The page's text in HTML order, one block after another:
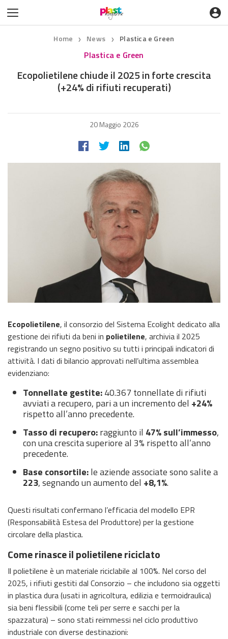
Home ❯ News ❯ Plastica e Green
Plastica e Green
Ecopolietilene chiude il 2025 in forte crescita
(+24% di rifiuti recuperati)
20 Maggio 2026
Ecopolietilene, il consorzio del Sistema Ecolight dedicato alla
gestione dei rifiuti da beni in polietilene, archivia il 2025
registrando un segno positivo su tutti i principali indicatori di
attività. I dati di bilancio approvati nell’ultima assemblea
evidenziano:
Tonnellate gestite:40.367 tonnellate di rifiuti
avviati a recupero, pari a un incremento del +24%
rispetto all’anno precedente.
Tasso di recupero:raggiunto il 47% sull’immesso,
con una crescita superiore al 3% rispetto all’anno
precedente.
Base consortile:le aziende associate sono salite a
223, segnando un aumento del +8,1%.
Questi risultati confermano l’efficacia del modello EPR
(Responsabilità Estesa del Produttore) per la gestione
circolare della plastica.
Come rinasce il polietilene riciclato
Il polietilene è un materiale riciclabile al 100%. Nel corso del
2025, i rifiuti gestiti dal Consorzio – che includono sia oggetti
in plastica dura (usati in agricoltura, edilizia e termoidraulica)
sia beni flessibili (come teli per serre e sacchi per la
spazzatura) – sono stati reimmessi nel ciclo produttivo
industriale con diverse destinazioni: